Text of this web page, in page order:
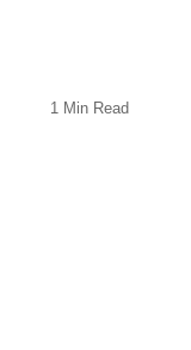
1 Min Read